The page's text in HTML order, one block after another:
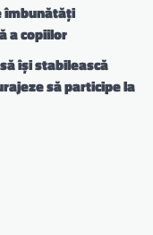
îmbunătăți
a copiilor
își stabilească
să participe la